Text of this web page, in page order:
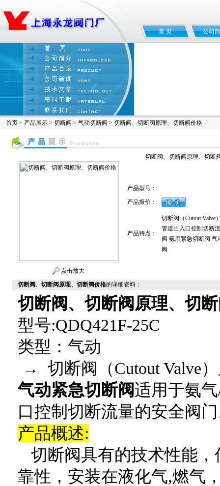
首 页 公司
首页 > 产品展示 > 切断阀 > 气动切断阀 > 切断阀、切断阀原理、切断阀价格
切断阀、切断阀原理、切断
点击放大
产品型号：
产品报价：
产品特点：
切断阀（Cutout
管道出入口控制切断
阀 氨用紧急切断阀 气
阀
切断阀、切断阀原理、切断阀价格的详细资料：
切断阀、切断阀原理、切
型号:QDQ421F-25C
类型：气动
→ 切断阀（Cutout Valve
气动紧急切断阀适用于氨
口控制切断流量的安全阀
产品概述:
切断阀具有的技术性能，
靠性，安装在液化气,燃气